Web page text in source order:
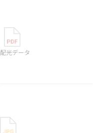
配光データ